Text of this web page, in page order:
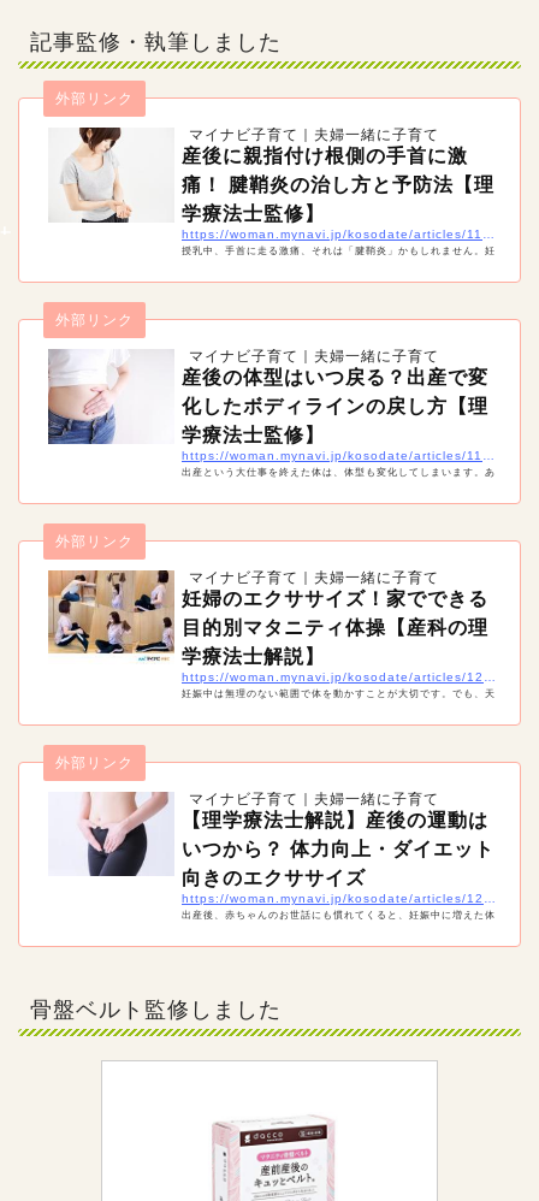
記事監修・執筆しました
マイナビ子育て｜夫婦一緒に子育て
外部リンク
産後に親指付け根側の手首に激
痛！ 腱鞘炎の治し方と予防法【理
学療法士監修】
授乳中、手首に走る激痛、それは「腱鞘炎」かもしれません。妊
マイナビ子育て｜夫婦一緒に子育て
外部リンク
産後の体型はいつ戻る？出産で変
化したボディラインの戻し方【理
学療法士監修】
出産という大仕事を終えた体は、体型も変化してしまいます。あ
マイナビ子育て｜夫婦一緒に子育て
外部リンク
妊婦のエクササイズ！家でできる
目的別マタニティ体操【産科の理
学療法士解説】
妊娠中は無理のない範囲で体を動かすことが大切です。でも、天
マイナビ子育て｜夫婦一緒に子育て
外部リンク
【理学療法士解説】産後の運動は
いつから？ 体力向上・ダイエット
向きのエクササイズ
出産後、赤ちゃんのお世話にも慣れてくると、妊娠中に増えた体
骨盤ベルト監修しました